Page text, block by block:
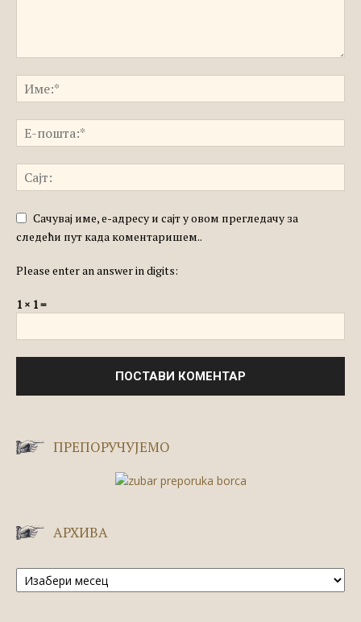
Сачувај име, е-адресу и сајт у овом прегледачу за
следећи пут када коментаришем..
Please enter an answer in digits:
1 × 1 =
ПРЕПОРУЧУЈЕМО
АРХИВА
Архива